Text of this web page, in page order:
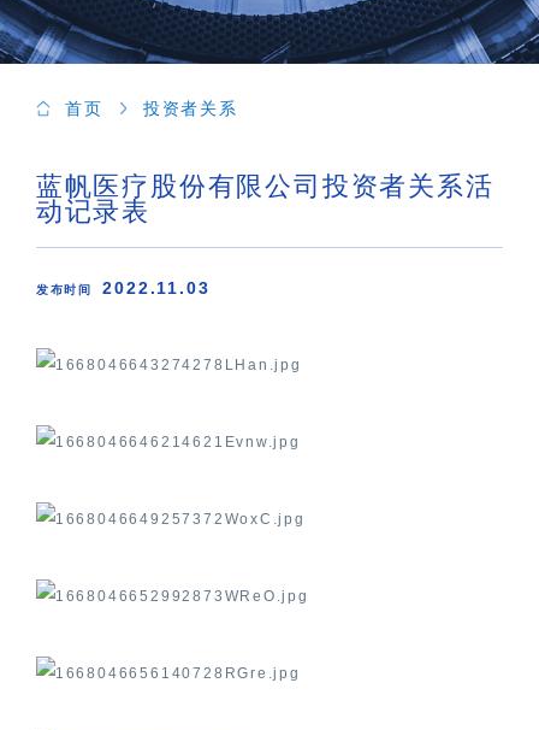
首页 投资者关系
蓝帆医疗股份有限公司投资者关系活
动记录表
发布时间 2022.11.03